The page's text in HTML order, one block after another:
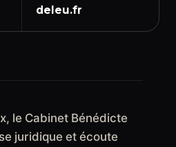
deleu.fr
le Cabinet Bénédicte
juridique et écoute